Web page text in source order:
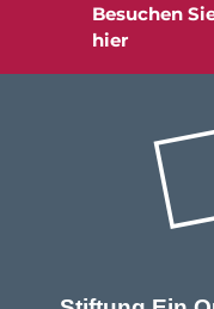
Besuchen
hier